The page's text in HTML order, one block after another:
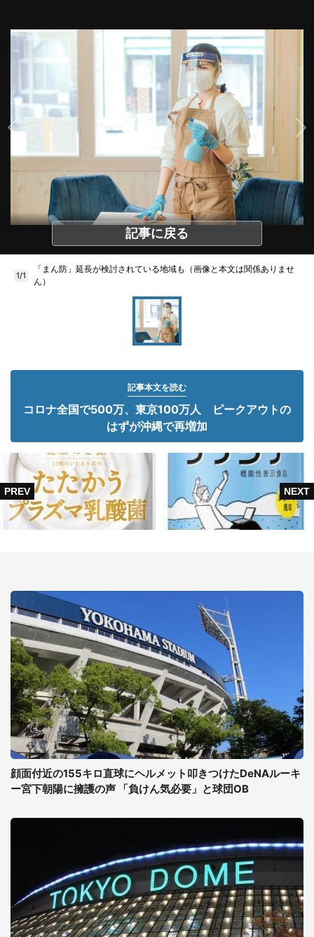
記事に戻る
1/1
「まん防」延長が検討されている地域も（画像と本文は関係ありませ
ん）
記事本文を読む
コロナ全国で500万、東京100万人 ピークアウトの
はずが沖縄で再増加
顔面付近の155キロ直球にヘルメット叩きつけたDeNAルーキ
ー宮下朝陽に擁護の声 「負けん気必要」と球団OB